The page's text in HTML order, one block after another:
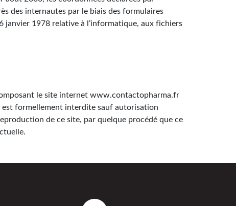
des internautes par le biais des formulaires
1978 relative à l’informatique, aux fichiers
le site internet www.contactopharma.fr
formellement interdite sauf autorisation
de ce site, par quelque procédé que ce